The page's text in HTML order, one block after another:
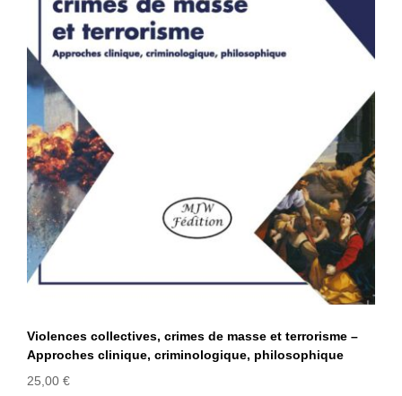
Violences collectives, crimes de
masse et terrorisme – Approches
clinique, criminologique,
philosophique
Violences collectives, crimes de masse et terrorisme –
Approches clinique, criminologique, philosophique
25,00 €